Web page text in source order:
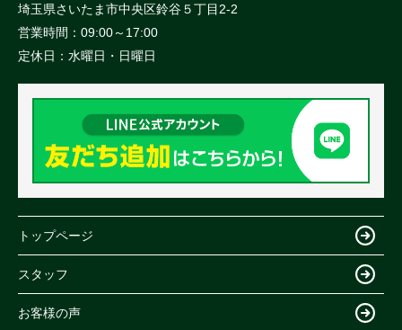
埼玉県さいたま市中央区鈴谷５丁目2-2
営業時間： 09:00～17:00
定休日： 水曜日・日曜日
トップページ
スタッフ
お客様の声